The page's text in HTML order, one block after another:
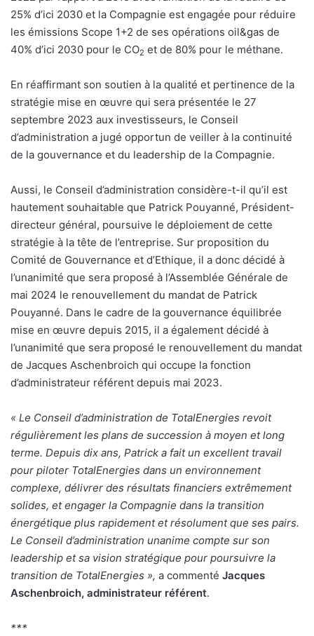
25% d’ici 2030 et la Compagnie est engagée pour réduire
les émissions Scope 1+2 de ses opérations oil&gas de
40% d’ici 2030 pour le CO2 et de 80% pour le méthane.
En réaffirmant son soutien à la qualité et pertinence de la
stratégie mise en œuvre qui sera présentée le 27
septembre 2023 aux investisseurs, le Conseil
d’administration a jugé opportun de veiller à la continuité
de la gouvernance et du leadership de la Compagnie.
Aussi, le Conseil d’administration considère-t-il qu’il est
hautement souhaitable que Patrick Pouyanné, Président-
directeur général, poursuive le déploiement de cette
stratégie à la tête de l’entreprise. Sur proposition du
Comité de Gouvernance et d’Ethique, il a donc décidé à
l’unanimité que sera proposé à l’Assemblée Générale de
mai 2024 le renouvellement du mandat de Patrick
Pouyanné. Dans le cadre de la gouvernance équilibrée
mise en œuvre depuis 2015, il a également décidé à
l’unanimité que sera proposé le renouvellement du mandat
de Jacques Aschenbroich qui occupe la fonction
d’administrateur référent depuis mai 2023.
« Le Conseil d’administration de TotalEnergies revoit
régulièrement les plans de succession à moyen et long
terme. Depuis dix ans, Patrick a fait un excellent travail
pour piloter TotalEnergies dans un environnement
complexe, délivrer des résultats financiers extrêmement
solides, et engager la Compagnie dans la transition
énergétique plus rapidement et résolument que ses pairs.
Le Conseil d’administration unanime compte sur son
leadership et sa vision stratégique pour poursuivre la
transition de TotalEnergies », a commenté Jacques
Aschenbroich, administrateur référent.
***